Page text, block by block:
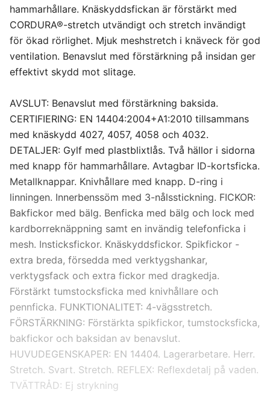
C150
C152
C156
D84
D88
D92
D100
D104
D108
D112
hammarhållare. Knäskyddsfickan är förstärkt med
CORDURA®-stretch utvändigt och stretch invändigt
för ökad rörlighet. Mjuk meshstretch i knäveck för god
ventilation. Benavslut med förstärkning på insidan ger
effektivt skydd mot slitage.
AVSLUT: Benavslut med förstärkning baksida.
CERTIFIERING: EN 14404:2004+A1:2010 tillsammans
med knäskydd 4027, 4057, 4058 och 4032.
DETALJER: Gylf med plastblixtlås. Två hällor i sidorna
med knapp för hammarhållare. Avtagbar ID-kortsficka.
Metallknappar. Knivhållare med knapp. D-ring i
linningen. Innerbenssöm med 3-nålsstickning. FICKOR:
Bakfickor med bälg. Benficka med bälg och lock med
kardborreknäppning samt en invändig telefonficka i
mesh. Insticksfickor. Knäskyddsfickor. Spikfickor -
extra breda, försedda med verktygshankar,
verktygsfack och extra fickor med dragkedja.
Förstärkt tumstocksficka med knivhållare och
pennficka. FUNKTIONALITET: 4-vägsstretch.
FÖRSTÄRKNING: Förstärkta spikfickor, tumstocksficka,
bakfickor och baksidan av benavslut.
HUVUDEGENSKAPER: EN 14404. Lagerarbetare. Herr.
Stretch. Svart. Stretch. REFLEX: Reflexdetalj på vaden.
TVÄTTRÅD: Ej strykning